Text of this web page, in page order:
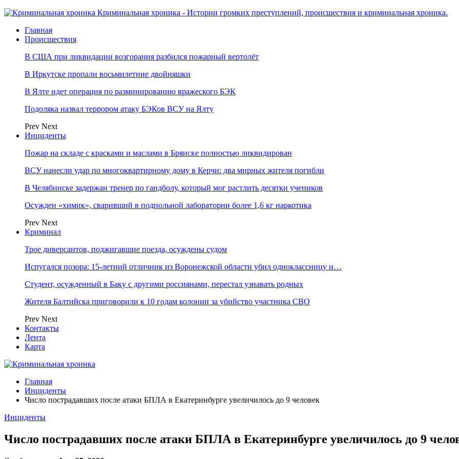
Криминальная хроника - Истории громких преступлений, происшествия и криминальная хроника.
Главная
Происшествия
В США при ликвидации возгорания разбился пожарный вертолёт
В Иркутске пропали восьмилетние двойняшки
В Ялте идет операция по разминированию вражеского БЭК
Подоляка назвал террором атаку БЭКов ВСУ на Ялту
Prev Next
Инциденты
Пожар на складе с красками и маслами в Брянске полностью ликвидирован
ВСУ нанесли удар по многоквартирному дому в Керчи: два мирных жителя погибли
В Челябинске задержан тренер по гандболу, который мог растлить десятки учеников
Осужден «химик», сваривший в подпольной лаборатории более 1,6 кг наркотика
Prev Next
Криминал
Трое диверсантов, поджигавшие поезда, осуждены судом
Испугался позора: 15-летний отличник из Воронежской области убил одноклассницу и…
Студент, осужденный в Баку с другими россиянами, перестал узнавать родных
Жителя Балтийска приговорили к 10 годам колонии за убийство участника СВО
Prev Next
Контакты
Лента
Карта
Главная
Инциденты
Число пострадавших после атаки БПЛА в Екатеринбурге увеличилось до 9 человек
Инциденты
Число пострадавших после атаки БПЛА в Екатеринбурге увеличилось до 9